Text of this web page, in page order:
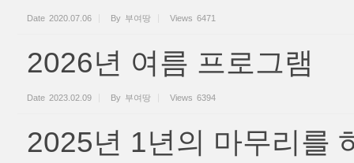
Date 2020.07.06 By 부여땅 Views 6471
2026년 여름 프로그램
Date 2023.02.09 By 부여땅 Views 6394
2025년 1년의 마무리를